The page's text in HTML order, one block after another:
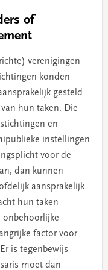
of
verenigingen
konden
gesteld
hun taken. Die
en
instellingen
voor de
dan kunnen
aansprakelijk
hun taken
onbehoorlijke
factor voor
is tegenbewijs
moet dan